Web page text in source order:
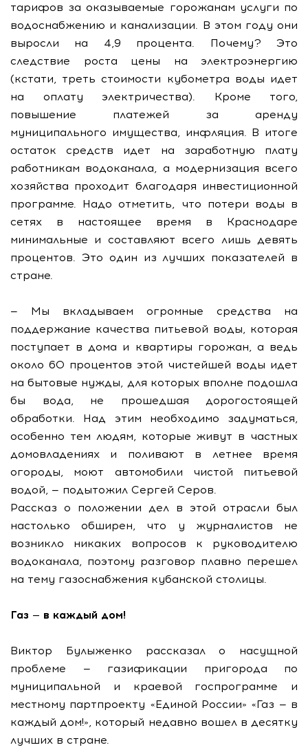
тарифов за оказываемые горожанам услуги по
водоснабжению и канализации. В этом году они
выросли на 4,9 процента. Почему? Это
следствие роста цены на электроэнергию
(кстати, треть стоимости кубометра воды идет
на оплату электричества). Кроме того,
повышение платежей за аренду
муниципального имущества, инфляция. В итоге
остаток средств идет на заработную плату
работникам водоканала, а модернизация всего
хозяйства проходит благодаря инвестиционной
программе. Надо отметить, что потери воды в
сетях в настоящее время в Краснодаре
минимальные и составляют всего лишь девять
процентов. Это один из лучших показателей в
стране.
— Мы вкладываем огромные средства на
поддержание качества питьевой воды, которая
поступает в дома и квартиры горожан, а ведь
около 60 процентов этой чистейшей воды идет
на бытовые нужды, для которых вполне подошла
бы вода, не прошедшая дорогостоящей
обработки. Над этим необходимо задуматься,
особенно тем людям, которые живут в частных
домовладениях и поливают в летнее время
огороды, моют автомобили чистой питьевой
водой, — подытожил Сергей Серов.
Рассказ о положении дел в этой отрасли был
настолько обширен, что у журналистов не
возникло никаких вопросов к руководителю
водоканала, поэтому разговор плавно перешел
на тему газоснабжения кубанской столицы.
Газ — в каждый дом!
Виктор Булыженко рассказал о насущной
проблеме — газификации пригорода по
муниципальной и краевой госпрограмме и
местному партпроекту «Единой России» «Газ — в
каждый дом!», который недавно вошел в десятку
лучших в стране.